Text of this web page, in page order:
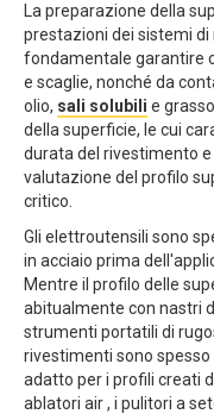
La preparazione della
prestazioni dei sistemi
fondamentale garantire
e scaglie, nonché da
olio, sali solubili e
della superficie, le cui
durata del rivestimento
valutazione del profilo
critico.
Gli elettroutensili sono
in acciaio prima
Mentre il profilo delle
abitualmente con nastri
strumenti portatili di
rivestimenti sono
adatto per i profili creati
ablatori air , i pulitori a